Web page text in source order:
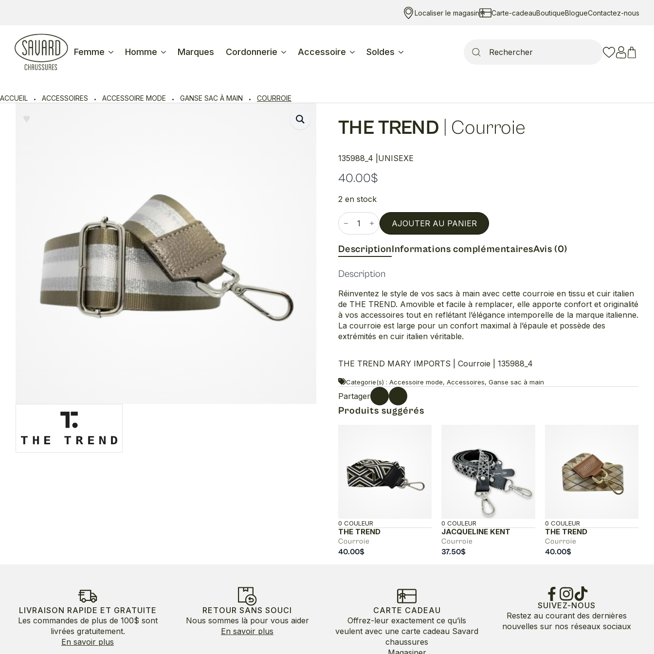
Localiser le magasin Carte-cadeauBoutiqueBlogueContactez-nous
Femme Homme Marques Cordonnerie Accessoire Soldes
for:
ACCUEIL ACCESSOIRES ACCESSOIRE MODE GANSE SAC À MAIN COURROIE
THE TREND Courroie
135988_4 | UNISEXE
40.00$
2 en stock
quantité
de
Courroie
AJOUTER AU PANIER
DescriptionInformations complémentairesAvis (0)
Description
Réinventez le style de vos sacs à main avec cette courroie en tissu et cuir italien
de THE TREND. Amovible et facile à remplacer, elle apporte confort et originalité
à vos accessoires tout en reflétant l’élégance intemporelle de la marque italienne.
La courroie est large pour un confort maximal à l’épaule et possède des
extrémités en cuir italien véritable.
THE TREND MARY IMPORTS | Courroie | 135988_4
Categorie(s) : Accessoire mode, Accessoires, Ganse sac à main
Partager
Produits suggérés
THE TREND
Courroie
0 COULEUR
40.00$
JACQUELINE KENT
Courroie
0 COULEUR
37.50$
THE TREND
Courroie
0 COULEUR
40.00$
LIVRAISON RAPIDE ET GRATUITE
Les commandes de plus de 100$ sont
livrées gratuitement.
En savoir plus
RETOUR SANS SOUCI
Nous sommes là pour vous aider
En savoir plus
CARTE CADEAU
Offrez-leur exactement ce qu’ils
veulent avec une carte cadeau Savard
chaussures
SUIVEZ-NOUS
Restez au courant des dernières
nouvelles sur nos réseaux sociaux